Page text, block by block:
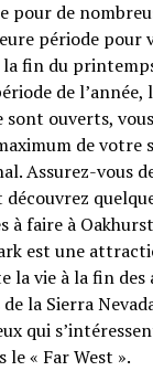
pour de
période pour
fin du
de l’année,
sont ouverts,
de votre
Assurez-vous
découvrez
à faire à
est une
la vie à la fin des
la Sierra
qui
le « Far West ».